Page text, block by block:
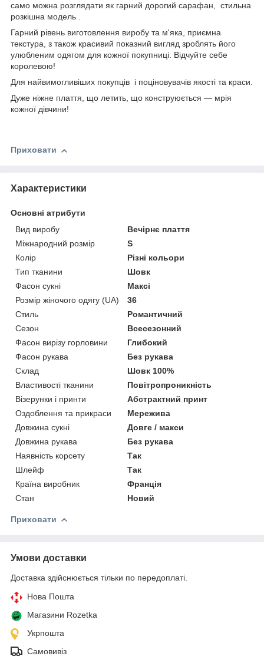
само можна розглядати як гарний дорогий сарафан, стильна
розкішна модель .
Гарний рівень виготовлення виробу та м'яка, приємна
текстура, з також красивий показний вигляд зроблять його
улюбленим одягом для кожної покупниці. Відчуйте себе
королевою!
Для найвимогливіших покупців і поціновувачів якості та краси.
Дуже ніжне плаття, що летить, що конструюється — мрія
кожної дівчини!
Приховати
Характеристики
Основні атрибути
Вид виробу
Вечірнє плаття
Міжнародний розмір
S
Колір
Різні кольори
Тип тканини
Шовк
Фасон сукні
Максі
Розмір жіночого одягу (UA)
36
Стиль
Романтичний
Сезон
Всесезонний
Фасон вирізу горловини
Глибокий
Фасон рукава
Без рукава
Склад
Шовк 100%
Властивості тканини
Повітропроникність
Візерунки і принти
Абстрактний принт
Оздоблення та прикраси
Мережива
Довжина сукні
Довге / макси
Довжина рукава
Без рукава
Наявність корсету
Так
Шлейф
Так
Країна виробник
Франція
Стан
Новий
Приховати
Умови доставки
Доставка здійснюється тільки по передоплаті.
Нова Пошта
Магазини Rozetka
Укрпошта
Самовивіз